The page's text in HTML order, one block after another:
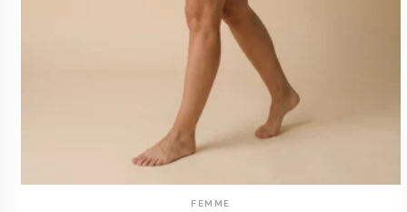
AJOUTER AU PANIER
FEMME